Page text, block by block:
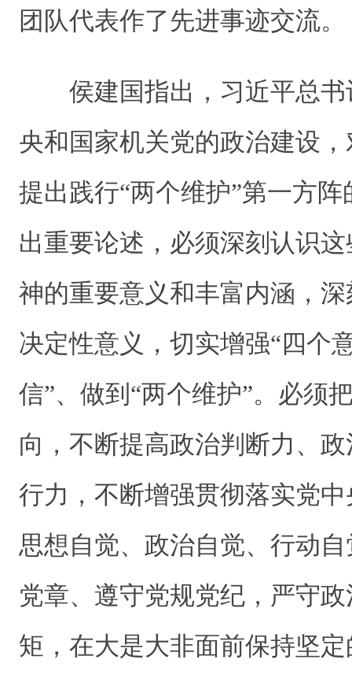
团队代表作了先进事迹交流。
侯建国指出，习近平总书
央和国家机关党的政治建设
提出践行“两个维护”第一方
出重要论述，必须深刻认识
神的重要意义和丰富内涵，
决定性意义，切实增强“四个
信”、做到“两个维护”。必须
向，不断提高政治判断力、
行力，不断增强贯彻落实党
思想自觉、政治自觉、行动
党章、遵守党规党纪，严守
矩，在大是大非面前保持坚